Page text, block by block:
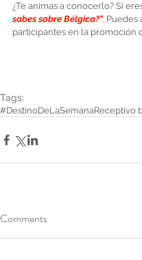
¿Te animas a conocerlo? Si
sabes sobre Bélgica?".
participantes en la promoción
Tags:
#DestinoDeLaSemanaReceptivo
Comments